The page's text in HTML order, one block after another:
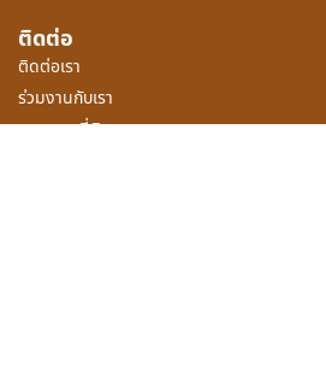
ติดต่อ
ติดต่อเรา
ร่วมงานกับเรา
เสนอขายที่ดิน